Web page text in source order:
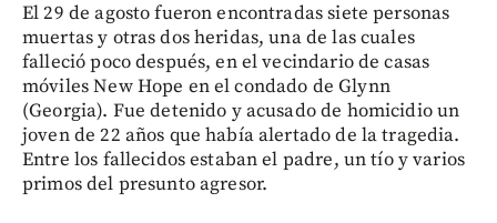
El 29 de agosto fueron encontradas siete personas
muertas y otras dos heridas, una de las cuales
falleció poco después, en el vecindario de casas
móviles New Hope en el condado de Glynn
(Georgia). Fue detenido y acusado de homicidio un
joven de 22 años que había alertado de la tragedia.
Entre los fallecidos estaban el padre, un tío y varios
primos del presunto agresor.